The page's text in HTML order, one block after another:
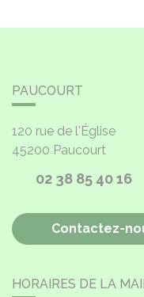
PAUCOURT
120 rue de l'Église
45200 Paucourt
02 38 85 40 16
Contactez-
HORAIRES DE LA